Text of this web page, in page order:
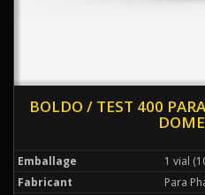
BOLDO / TEST 400
Emballage
1 vial
Fabricant
Para